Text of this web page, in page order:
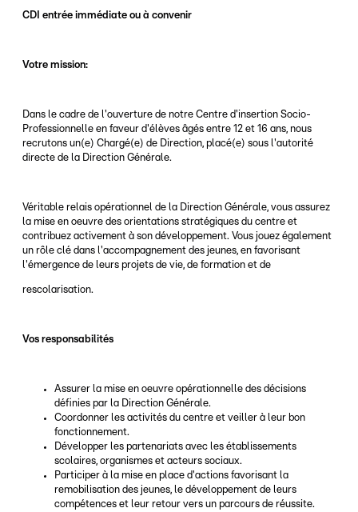
CDI entrée immédiate ou à convenir
Votre mission:
Dans le cadre de l'ouverture de notre Centre d'insertion Socio-
Professionnelle en faveur d'élèves âgés entre 12 et 16 ans, nous
recrutons un(e) Chargé(e) de Direction, placé(e) sous l'autorité
directe de la Direction Générale.
Véritable relais opérationnel de la Direction Générale, vous assurez
la mise en oeuvre des orientations stratégiques du centre et
contribuez activement à son développement. Vous jouez également
un rôle clé dans l'accompagnement des jeunes, en favorisant
l'émergence de leurs projets de vie, de formation et de
rescolarisation.
Vos responsabilités
Assurer la mise en oeuvre opérationnelle des décisions
définies par la Direction Générale.
Coordonner les activités du centre et veiller à leur bon
fonctionnement.
Développer les partenariats avec les établissements
scolaires, organismes et acteurs sociaux.
Participer à la mise en place d'actions favorisant la
remobilisation des jeunes, le développement de leurs
compétences et leur retour vers un parcours de réussite.